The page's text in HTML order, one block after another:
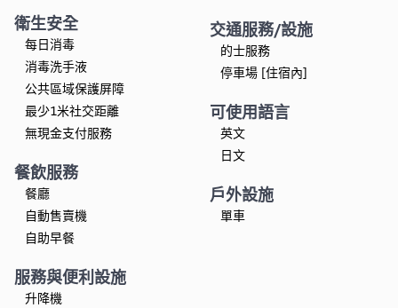
衛生安全
每日消毒
消毒洗手液
公共區域保護屏障
最少1米社交距離
無現金支付服務
餐飲服務
餐廳
自動售賣機
自助早餐
服務與便利設施
升降機
交通服務/設施
的士服務
停車場 [住宿內]
可使用語言
英文
日文
戶外設施
單車